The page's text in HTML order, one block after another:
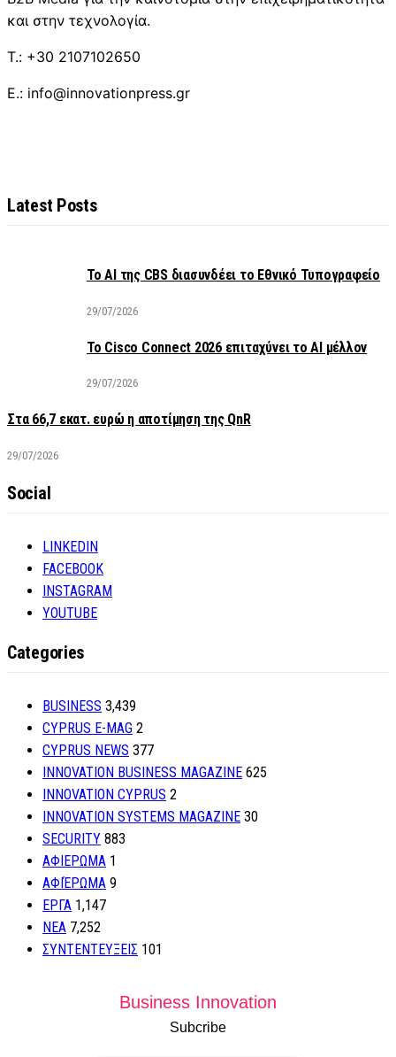
και στην τεχνολογία.
T.: +30 2107102650
E.: info@innovationpress.gr
Latest Posts
Το AI της CBS διασυνδέει το Εθνικό Τυπογραφείο
29/07/2026
Το Cisco Connect 2026 επιταχύνει το AI μέλλον
29/07/2026
Στα 66,7 εκατ. ευρώ η αποτίμηση της QnR
29/07/2026
Social
LINKEDIN
FACEBOOK
INSTAGRAM
YOUTUBE
Categories
BUSINESS 3,439
CYPRUS E-MAG 2
CYPRUS NEWS 377
INNOVATION BUSINESS MAGAZINE 625
INNOVATION CYPRUS 2
INNOVATION SYSTEMS MAGAZINE 30
SECURITY 883
ΑΦΙΕΡΩΜΑ 1
ΑΦΙΈΡΩΜΑ 9
ΕΡΓΑ 1,147
ΝΕΑ 7,252
ΣΥΝΤΕΝΤΕΥΞΕΙΣ 101
Business Innovation
Subcribe